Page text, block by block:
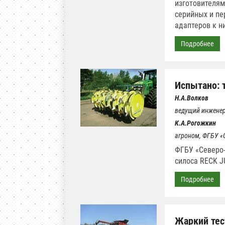
серийных и
адаптеров к
Подробнее
Испытано:
Н.А.Волков
ведущий
К.А.Рогожкин
агроном, ФГБУ
ФГБУ
силоса RECK
Подробнее
Жаркий